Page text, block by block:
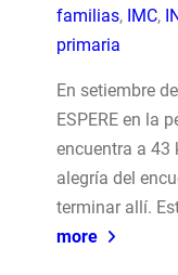
familias, IMC,
primaria
En setiembre
ESPERE en la
encuentra a 43
alegría del
terminar allí.
more